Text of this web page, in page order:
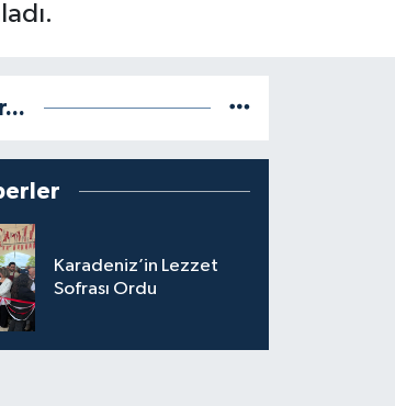
Karadeniz’in Lezzet
Sofrası Ordu